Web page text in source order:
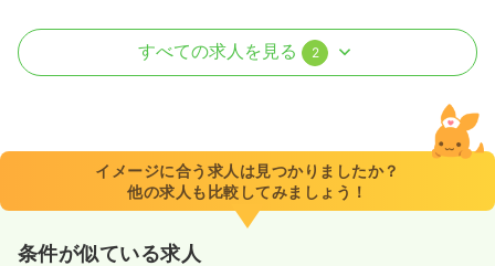
外来 正・准看護師
ブランク可
すべての求人を見る 2
イメージに合う求人は見つかりましたか？
他の求人も比較してみましょう！
条件が似ている求人